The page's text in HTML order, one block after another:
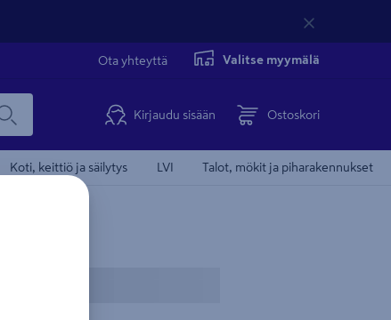
Ota yhteyttä Valitse myymälä
Kirjaudu sisään Ostoskori
Koti, keittiö ja säilytys LVI Talot, mökit ja piharakennukset